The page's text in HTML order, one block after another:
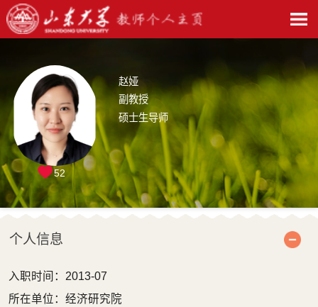
赵娅
副教授
硕士生导师
52
个人信息
入职时间：2013-07
所在单位：经济研究院